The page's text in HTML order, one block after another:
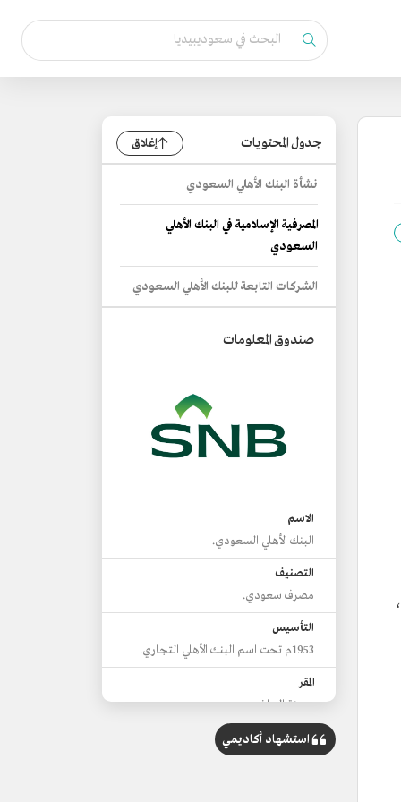
جدول المحتويات إغلاق
نشأة البنك الأهلي السعودي
المصرفية الإسلامية في البنك الأهلي
السعودي
الشركات التابعة للبنك الأهلي السعودي
صندوق المعلومات
الاسم
البنك الأهلي السعودي.
التصنيف
مصرف سعودي.
التأسيس
1953م تحت اسم البنك الأهلي التجاري.
المقر
مدينة الرياض.
الرأسمال
60 مليار ريال.
استشهاد أكاديمي